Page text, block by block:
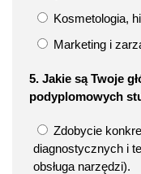
Kosmetologia,
Marketing i
5. Jakie są Twoje
podyplomowych
Zdobycie
diagnostycznych i
obsługa narzędzi).